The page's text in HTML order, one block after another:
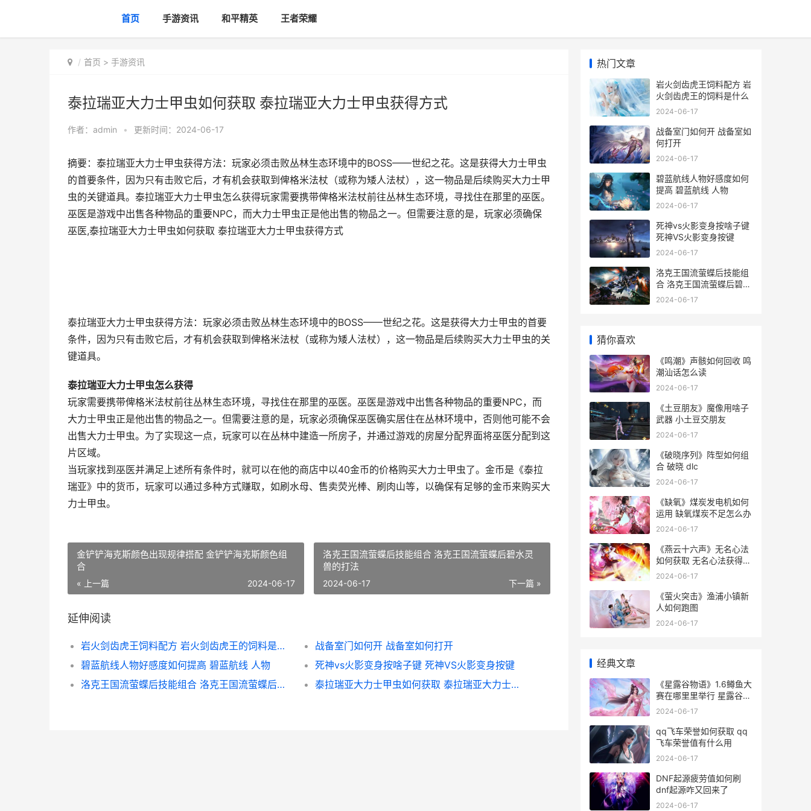
首页 手游资讯 和平精英 王者荣耀
首页 > 手游资讯
泰拉瑞亚大力士甲虫如何获取 泰拉瑞亚大力士甲虫获得方式
作者： admin • 更新时间：2024-06-17
摘要：泰拉瑞亚大力士甲虫获得方法：玩家必须击败丛林生态环境中的BOSS——世纪之花。这是获得大力士甲虫
的首要条件，因为只有击败它后，才有机会获取到俾格米法杖（或称为矮人法杖），这一物品是后续购买大力士甲
虫的关键道具。泰拉瑞亚大力士甲虫怎么获得玩家需要携带俾格米法杖前往丛林生态环境，寻找住在那里的巫医。
巫医是游戏中出售各种物品的重要NPC，而大力士甲虫正是他出售的物品之一。但需要注意的是，玩家必须确保
巫医,泰拉瑞亚大力士甲虫如何获取 泰拉瑞亚大力士甲虫获得方式
泰拉瑞亚大力士甲虫获得方法：玩家必须击败丛林生态环境中的BOSS——世纪之花。这是获得大力士甲虫的首要
条件，因为只有击败它后，才有机会获取到俾格米法杖（或称为矮人法杖），这一物品是后续购买大力士甲虫的关
键道具。
泰拉瑞亚大力士甲虫怎么获得
玩家需要携带俾格米法杖前往丛林生态环境，寻找住在那里的巫医。巫医是游戏中出售各种物品的重要NPC，而
大力士甲虫正是他出售的物品之一。但需要注意的是，玩家必须确保巫医确实居住在丛林环境中，否则他可能不会
出售大力士甲虫。为了实现这一点，玩家可以在丛林中建造一所房子，并通过游戏的房屋分配界面将巫医分配到这
片区域。
当玩家找到巫医并满足上述所有条件时，就可以在他的商店中以40金币的价格购买大力士甲虫了。金币是《泰拉
瑞亚》中的货币，玩家可以通过多种方式赚取，如刷水母、售卖荧光棒、刷肉山等，以确保有足够的金币来购买大
力士甲虫。
金铲铲海克斯颜色出现规律搭配 金铲铲海克斯颜色组
合
« 上一篇 2024-06-17
洛克王国流萤蝶后技能组合 洛克王国流萤蝶后碧水灵
兽的打法
下一篇 »
2024-06-17
延伸阅读
岩火剑齿虎王饲料配方 岩火剑齿虎王的饲料是什么
战备室门如何开 战备室如何打开
碧蓝航线人物好感度如何提高 碧蓝航线 人物
死神vs火影变身按啥子键 死神VS火影变身按键
洛克王国流萤蝶后技能组合 洛克王国流萤蝶后碧水灵兽的打法
泰拉瑞亚大力士甲虫如何获取 泰拉瑞亚大力士甲虫获得方式
热门文章
岩火剑齿虎王饲料配方 岩
火剑齿虎王的饲料是什么
2024-06-17
战备室门如何开 战备室如
何打开
2024-06-17
碧蓝航线人物好感度如何
提高 碧蓝航线 人物
2024-06-17
死神vs火影变身按啥子键
死神VS火影变身按键
2024-06-17
洛克王国流萤蝶后技能组
合 洛克王国流萤蝶后碧水
灵兽的打法
2024-06-17
猜你喜欢
《鸣潮》声骸如何回收 鸣
潮汕话怎么读
2024-06-17
《土豆朋友》魔像用啥子
武器 小土豆交朋友
2024-06-17
《破晓序列》阵型如何组
合 破晓 dlc
2024-06-17
《缺氧》煤炭发电机如何
运用 缺氧煤炭不足怎么办
2024-06-17
《燕云十六声》无名心法
如何获取 无名心法获得策
略步骤 燕云十六声什么时
2024-06-17
《萤火突击》渔浦小镇新
人如何跑图
2024-06-17
经典文章
《星露谷物语》1.6鳟鱼大
赛在哪里里举行 星露谷物
语虎纹鳟鱼在哪里钓
2024-06-17
qq飞车荣誉如何获取 qq
飞车荣誉值有什么用
2024-06-17
DNF起源疲劳值如何刷
dnf起源咋又回来了
2024-06-17